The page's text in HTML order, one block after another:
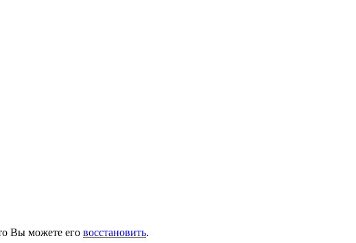
Вы можете его восстановить.